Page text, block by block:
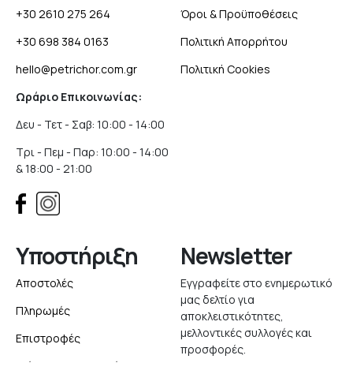
+30 2610 275 264
+30 698 384 0163
hello@petrichor.com.gr
Ωράριο Επικοινωνίας:
Δευ - Τετ - Σαβ: 10:00 - 14:00
Τρι - Πεμ - Παρ: 10:00 - 14:00
& 18:00 - 21:00
Όροι & Προϋποθέσεις
Πολιτική Απορρήτου
Πολιτική Cookies
Υποστήριξη
Αποστολές
Πληρωμές
Επιστροφές
Δείτε την Παραγγελία σας
Newsletter
Εγγραφείτε στο ενημερωτικό
μας δελτίο για
αποκλειστικότητες,
μελλοντικές συλλογές και
προσφορές.